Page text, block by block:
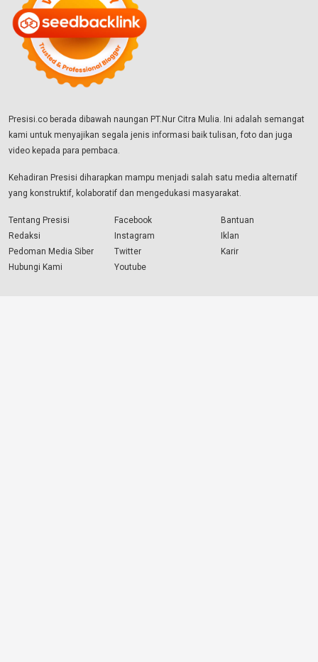
Presisi.co berada dibawah naungan PT.Nur Citra Mulia. Ini adalah semangat
kami untuk menyajikan segala jenis informasi baik tulisan, foto dan juga
video kepada para pembaca.
Kehadiran Presisi diharapkan mampu menjadi salah satu media alternatif
yang konstruktif, kolaboratif dan mengedukasi masyarakat.
Tentang Presisi
Redaksi
Pedoman Media Siber
Hubungi Kami
Facebook
Instagram
Twitter
Youtube
Bantuan
Iklan
Karir